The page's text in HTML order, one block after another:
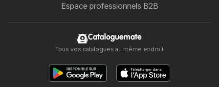
Espace professionnels B2B
Cataloguemate
Tous vos catalogues au même endroit